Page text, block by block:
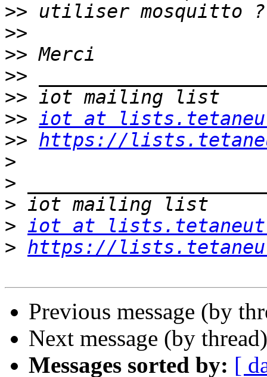
>>
>>
>>
>>
>>
>> iot at
>> https://
>
>
>
> iot at
> https://
Previous message (by
Next message (by
Messages sorted by: [